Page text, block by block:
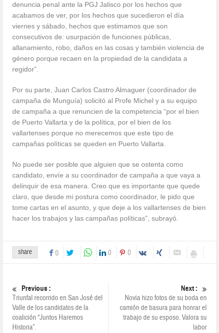
denuncia penal ante la PGJ Jalisco por los hechos que
acabamos de ver, por los hechos que sucedieron el día
viernes y sábado, hechos que estimamos que son
consecutivos de: usurpación de funciones públicas,
allanamiento, robo, daños en las cosas y también violencia de
género porque recaen en la propiedad de la candidata a
regidor”.
Por su parte, Juan Carlos Castro Almaguer (coordinador de
campaña de Munguía) solicitó al Profe Michel y a su equipo
de campaña a que renuncien de la competencia “por el bien
de Puerto Vallarta y de la política, por el bien de los
vallartenses porque no merecemos que este tipo de
campañas políticas se queden en Puerto Vallarta.
No puede ser posible que alguien que se ostenta como
candidato, envíe a su coordinador de campaña a que vaya a
delinquir de esa manera. Creo que es importante que quede
claro, que desde mi postura como coordinador, le pido que
tome cartas en el asunto, y que deje a los vallartenses de bien
hacer los trabajos y las campañas políticas”, subrayó.
share 0 0 0
Previous :
Triunfal recorrido en San José del
Valle de los candidatos de la
coalición “Juntos Haremos
Historia”.
Next :
Novia hizo fotos de su boda en
camión de basura para honrar el
trabajo de su esposo. Valora su
labor